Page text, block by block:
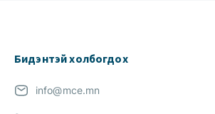
Бидэнтэй холбогдох
info@mce.mn